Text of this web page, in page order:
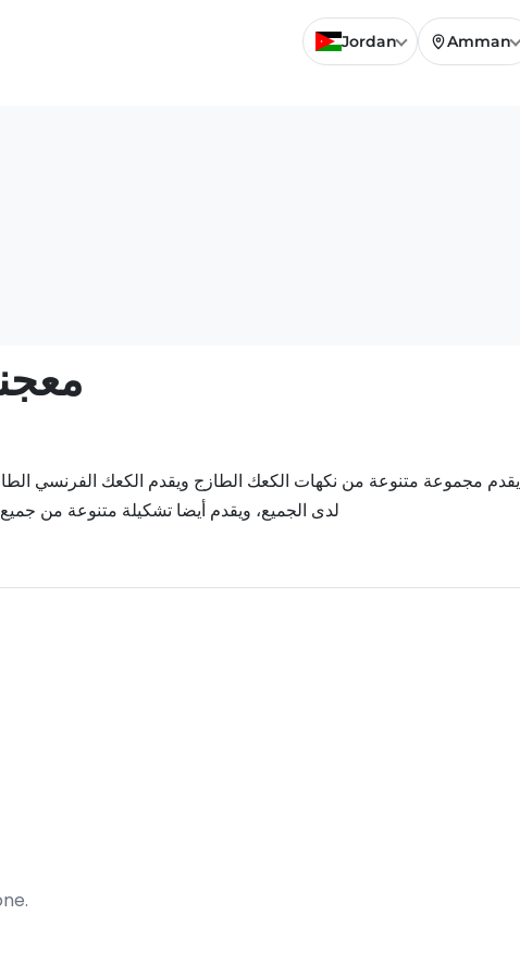
Jordan Amman
يقدم مجموعة متنوعة من نكهات الكعك الطازج ويقدم الكعك الفرنسي
لدى الجميع، ويقدم أيضا تشكيلة متنوعة من